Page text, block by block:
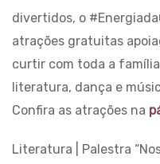
divertidos, o
atrações gratuitas
curtir com toda a
literatura, dança e
Confira as atrações na
Literatura | Palestra